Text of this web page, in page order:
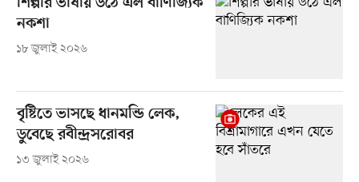
শিল্পীর ভাষায় উঠে এল বাণিজ্যিক
নকশা
১৮ জুলাই ২০২৬
বৃষ্টিতে ভাসছে ধানমন্ডি লেক,
ডুবেছে রবীন্দ্রসরোবর
১৩ জুলাই ২০২৬